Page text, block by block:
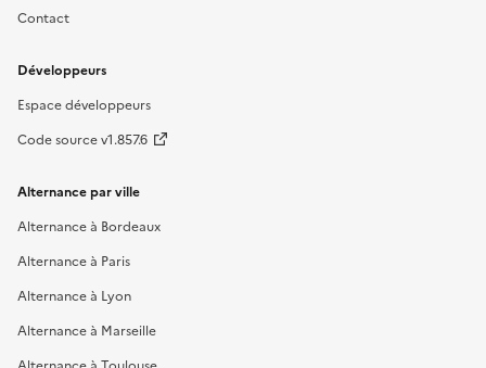
Contact
Développeurs
Espace développeurs
Code source v1.857.6
Alternance par ville
Alternance à Bordeaux
Alternance à Paris
Alternance à Lyon
Alternance à Marseille
Alternance à Toulouse